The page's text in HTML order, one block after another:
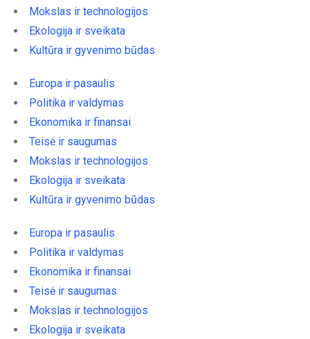
Mokslas ir technologijos
Ekologija ir sveikata
Kultūra ir gyvenimo būdas
Europa ir pasaulis
Politika ir valdymas
Ekonomika ir finansai
Teisė ir saugumas
Mokslas ir technologijos
Ekologija ir sveikata
Kultūra ir gyvenimo būdas
Europa ir pasaulis
Politika ir valdymas
Ekonomika ir finansai
Teisė ir saugumas
Mokslas ir technologijos
Ekologija ir sveikata